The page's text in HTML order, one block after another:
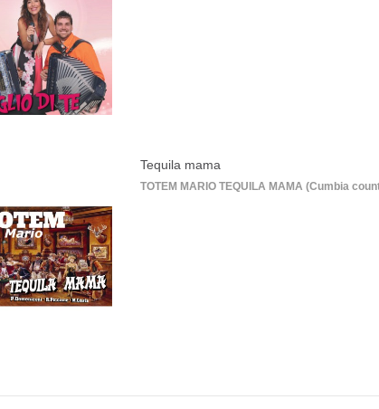
Tequila mama
TOTEM MARIO TEQUILA MAMA (Cumbia